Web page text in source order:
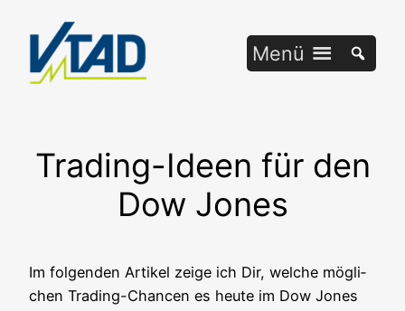
springen
Menü
Trading-Ideen für den
Dow Jones
Im fol­gen­den Arti­kel zei­ge ich Dir, wel­che mög­li­
chen Tra­ding-Chan­cen es heu­te im Dow Jones